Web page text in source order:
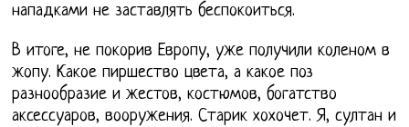
нападками не заставлять беспокоиться.
В итоге, не покорив Европу, уже получили коленом в
жопу. Какое пиршество цвета, а какое поз
разнообразие и жестов, костюмов, богатство
аксессуаров, вооружения. Старик хохочет. Я, султан и